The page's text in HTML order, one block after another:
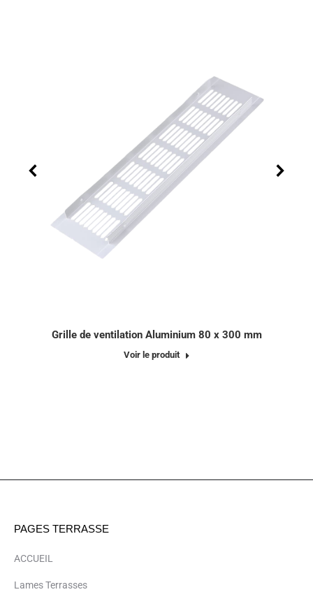
Grille de ventilation Aluminium 80 x 300 mm
Voir le produit
PAGES TERRASSE
ACCUEIL
Lames Terrasses